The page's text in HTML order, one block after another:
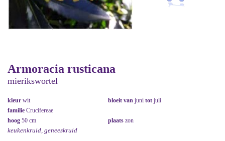
Armoracia rusticana
mierikswortel
kleur wit bloeit van juni tot juli
familie Crucifereae
hoog 50 cm plaats zon
keukenkruid, geneeskruid